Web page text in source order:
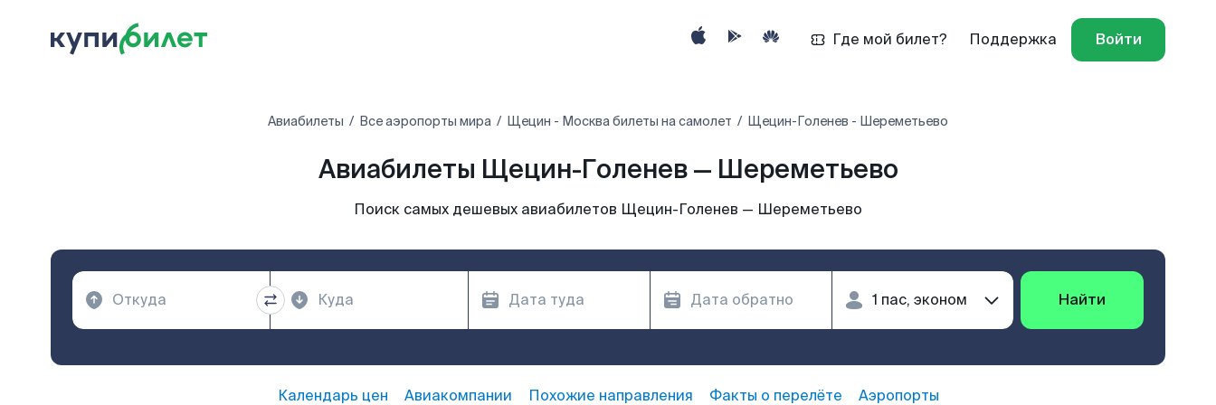
Где мой билет? Поддержка Войти
Авиабилеты Все аэропорты мира Щецин - Москва билеты на самолет Щецин-Голенев - Шереметьево
Авиабилеты Щецин-Голенев — Шереметьево
Поиск самых дешевых авиабилетов Щецин-Голенев — Шереметьево
Найти
Календарь цен Авиакомпании Похожие направления Факты о перелёте Аэропорты